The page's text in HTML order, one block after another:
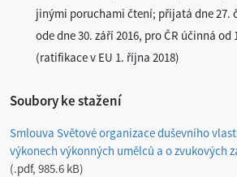
jinými poruchami čtení; přijatá dne 27.
ode dne 30. září 2016, pro ČR účinná od
(ratifikace v EU 1. října 2018)
Soubory ke stažení
Smlouva Světové organizace duševního
výkonech výkonných umělců a o zvukových
.pdf, 985.6 kB